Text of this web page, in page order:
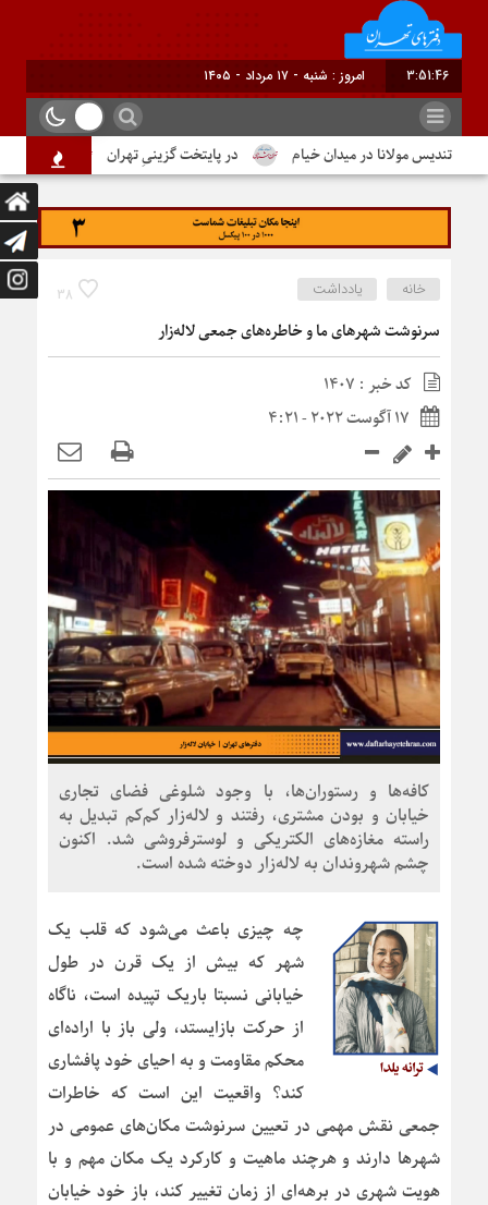
3:51:46 برابر با : Saturday - 8 August - 2026
تندیس مولانا در میدان خیام در پایتخت گزینیِ تهران دومین
38 خانه
یادداشت
سرنوشت شهرهای ما و خاطره‌های جمعی لاله‌زار
کد خبر : 1407
17 آگوست 2022 - 4:21
کافه‌ها و رستوران‌ها، با وجود شلوغی فضای تجاری
خیابان و بودن مشتری، رفتند و لاله‌زار کم‌کم تبدیل به
راسته مغازه‌های الکتریکی و لوسترفروشی شد. اکنون
چشم شهروندان به لاله‌زار دوخته شده است.
چه چیزی باعث می‌شود که قلب یک
شهر که بیش از یک قرن در طول
خیابانی نسبتا باریک تپیده است، ناگاه
از حرکت بازایستد، ولی باز با اراده‌ای
محکم مقاومت‌ و به احیای خود پافشاری
کند؟ واقعیت این‌ است که خاطرات
جمعی نقش مهمی در تعیین سرنوشت مکان‌های عمومی در
شهرها دارند و هرچند ماهیت و کارکرد یک مکان مهم و با
هویت شهری در برهه‌ای از زمان تغییر کند، باز خود خیابان